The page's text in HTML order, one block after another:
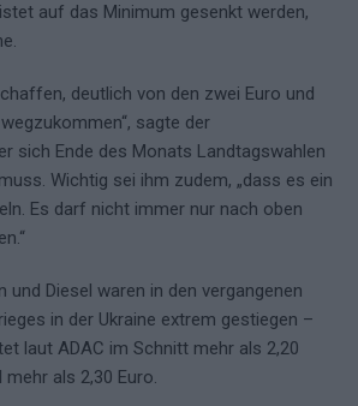
auf das Minimum gesenkt werden,
deutlich von den zwei Euro und
sagte der
sich Ende des Monats Landtagswahlen
Wichtig sei ihm zudem, „dass es ein
Es darf nicht immer nur nach oben
und Diesel waren in den vergangenen
in der Ukraine extrem gestiegen –
laut ADAC im Schnitt mehr als 2,20
mehr als 2,30 Euro.